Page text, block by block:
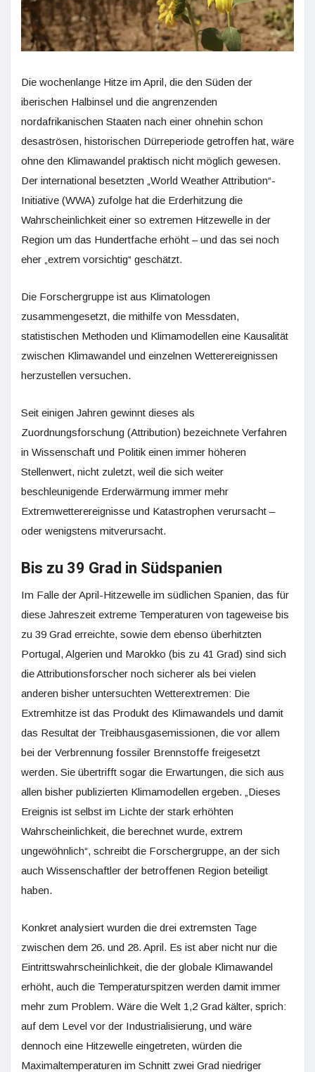
Die wochenlange Hitze im April, die den Süden der
iberischen Halbinsel und die angrenzenden
nordafrikanischen Staaten nach einer ohnehin schon
desaströsen, historischen Dürreperiode getroffen hat, wäre
ohne den Klimawandel praktisch nicht möglich gewesen.
Der international besetzten „World Weather Attribution“-
Initiative (WWA) zufolge hat die Erderhitzung die
Wahrscheinlichkeit einer so extremen Hitzewelle in der
Region um das Hundertfache erhöht – und das sei noch
eher „extrem vorsichtig“ geschätzt.
Die Forschergruppe ist aus Klimatologen
zusammengesetzt, die mithilfe von Messdaten,
statistischen Methoden und Klimamodellen eine Kausalität
zwischen Klimawandel und einzelnen Wetterereignissen
herzustellen versuchen.
Seit einigen Jahren gewinnt dieses als
Zuordnungsforschung (Attribution) bezeichnete Verfahren
in Wissenschaft und Politik einen immer höheren
Stellenwert, nicht zuletzt, weil die sich weiter
beschleunigende Erderwärmung immer mehr
Extremwetterereignisse und Katastrophen verursacht –
oder wenigstens mitverursacht.
Bis zu 39 Grad in Südspanien
Im Falle der April-Hitzewelle im südlichen Spanien, das für
diese Jahreszeit extreme Temperaturen von tageweise bis
zu 39 Grad erreichte, sowie dem ebenso überhitzten
Portugal, Algerien und Marokko (bis zu 41 Grad) sind sich
die Attributionsforscher noch sicherer als bei vielen
anderen bisher untersuchten Wetterextremen: Die
Extremhitze ist das Produkt des Klimawandels und damit
das Resultat der Treibhausgasemissionen, die vor allem
bei der Verbrennung fossiler Brennstoffe freigesetzt
werden. Sie übertrifft sogar die Erwartungen, die sich aus
allen bisher publizierten Klimamodellen ergeben. „Dieses
Ereignis ist selbst im Lichte der stark erhöhten
Wahrscheinlichkeit, die berechnet wurde, extrem
ungewöhnlich“, schreibt die Forschergruppe, an der sich
auch Wissenschaftler der betroffenen Region beteiligt
haben.
Konkret analysiert wurden die drei extremsten Tage
zwischen dem 26. und 28. April. Es ist aber nicht nur die
Eintrittswahrscheinlichkeit, die der globale Klimawandel
erhöht, auch die Temperaturspitzen werden damit immer
mehr zum Problem. Wäre die Welt 1,2 Grad kälter, sprich:
auf dem Level vor der Industrialisierung, und wäre
dennoch eine Hitzewelle eingetreten, würden die
Maximaltemperaturen im Schnitt zwei Grad niedriger